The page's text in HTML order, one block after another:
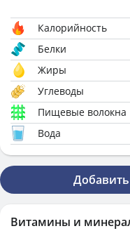
Калорийность
Белки
Жиры
Углеводы
Пищевые волокна
Вода
Витамины и